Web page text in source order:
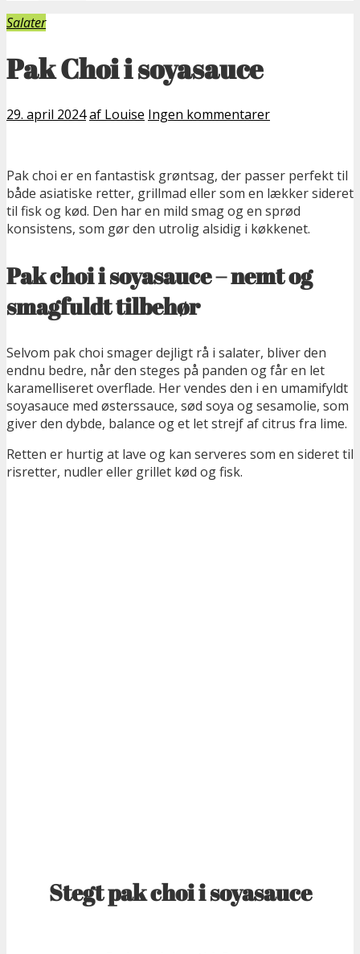
Salater
Pak Choi i soyasauce
29. april 2024af Louise Ingen kommentarer
Pak choi er en fantastisk grøntsag, der passer perfekt til
både asiatiske retter, grillmad eller som en lækker sideret
til fisk og kød. Den har en mild smag og en sprød
konsistens, som gør den utrolig alsidig i køkkenet.
Pak choi i soyasauce – nemt og
smagfuldt tilbehør
Selvom pak choi smager dejligt rå i salater, bliver den
endnu bedre, når den steges på panden og får en let
karamelliseret overflade. Her vendes den i en umamifyldt
soyasauce med østerssauce, sød soya og sesamolie, som
giver den dybde, balance og et let strejf af citrus fra lime.
Retten er hurtig at lave og kan serveres som en sideret til
risretter, nudler eller grillet kød og fisk.
Stegt pak choi i soyasauce